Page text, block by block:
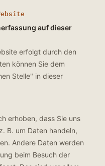
auf dieser
erfolgt durch den
können Sie dem
Stelle" in dieser
erhoben, dass Sie uns
B. um Daten handeln,
Andere Daten werden
beim Besuch der